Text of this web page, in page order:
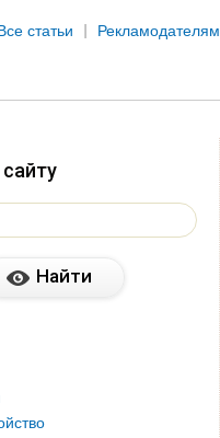
статьи Рекламодателям